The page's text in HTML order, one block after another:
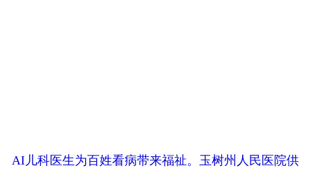
AI儿科医生为百姓看病带来福祉。玉树州人民医院供